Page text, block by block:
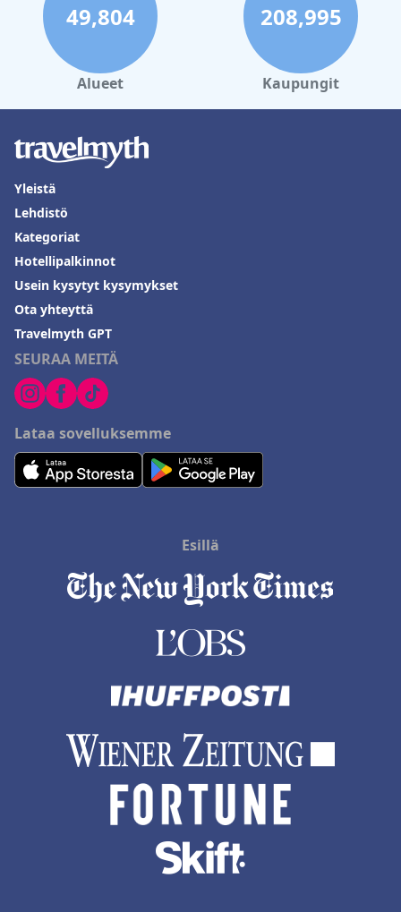
49,804
Alueet
208,995
Kaupungit
SEURAA MEITÄ
Lataa sovelluksemme
Yleistä
Lehdistö
Kategoriat
Hotellipalkinnot
Usein kysytyt kysymykset
Ota yhteyttä
Travelmyth GPT
Esillä